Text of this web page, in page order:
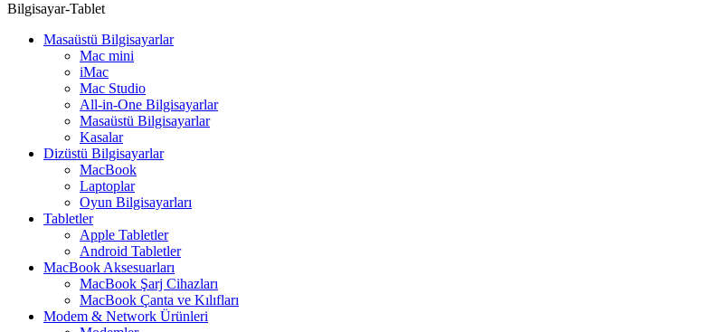
Bilgisayar-Tablet
Masaüstü Bilgisayarlar
Mac mini
iMac
Mac Studio
All-in-One Bilgisayarlar
Masaüstü Bilgisayarlar
Kasalar
Dizüstü Bilgisayarlar
MacBook
Laptoplar
Oyun Bilgisayarları
Tabletler
Apple Tabletler
Android Tabletler
MacBook Aksesuarları
MacBook Şarj Cihazları
MacBook Çanta ve Kılıfları
Modem & Network Ürünleri